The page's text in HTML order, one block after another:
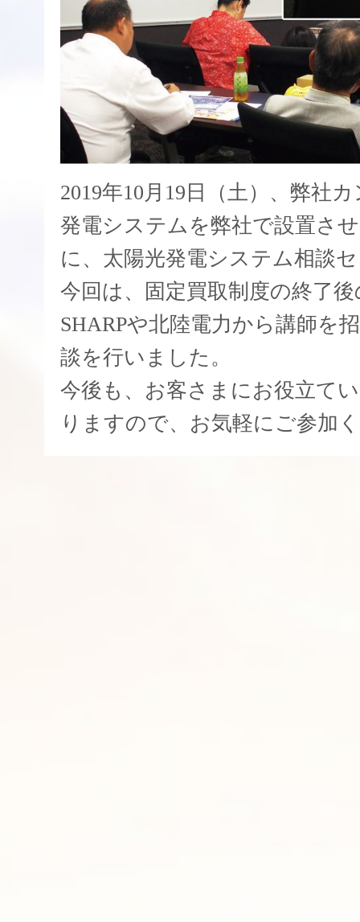
2019年10月19日（土）、弊社
発電システムを弊社で設置さ
に、太陽光発電システム相談
今回は、固定買取制度の終了
SHARPや北陸電力から講師を
談を行いました。
今後も、お客さまにお役立て
りますので、お気軽にご参加